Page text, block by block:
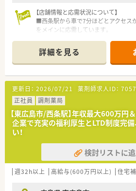
【店舗情報と応需状況について】
■西条駅から車で7分ほどとアクセス
をメインに応需しています。
日々の業務に取り組んでいます。
■1日あたりの枚数は約30枚と落ち着
剤に集中できる環境です。
【法人特徴について】
■中国地方を中心に業界最大規模の店
た基盤と成長性があります。
■全店舗の調剤併設化を目指し、地
トする体制を整えています。
■100%調剤薬局への配属となるため
【求人情報について】
■正社員としてこれまでの経験や年齢
のある給与を決定します。
支給される安定収入です。
詳細を見る
更新日： 2026/07/21 薬剤師求人ID：
正社員
調剤薬局
【東広島市/西条駅】年収最大600万円
企業で充実の福利厚生とLTD制度完備
い！
検討リストに
週32h以上 高給与(600万円以上) 住宅